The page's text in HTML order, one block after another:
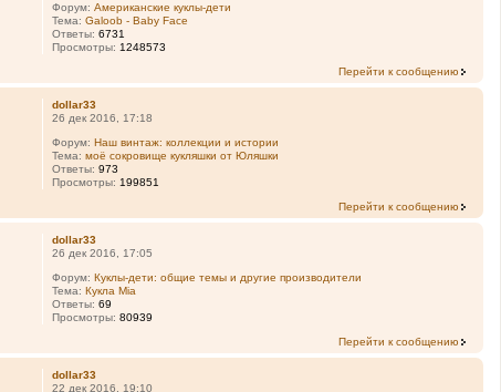
Форум:Американские куклы-дети
Тема:Galoob - Baby Face
Ответы:6731
Просмотры: 1248573
Перейти к сообщению
dollar33
26 дек 2016, 17:18
Форум:Наш винтаж: коллекции и истории
Тема:моё сокровище кукляшки от Юляшки
Ответы:973
Просмотры: 199851
Перейти к сообщению
dollar33
26 дек 2016, 17:05
Форум:Куклы-дети: общие темы и другие производители
Тема:Кукла Mia
Ответы:69
Просмотры:80939
Перейти к сообщению
dollar33
22 дек 2016, 19:10